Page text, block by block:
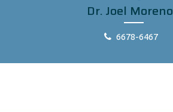
Dr. Joel Moreno
6678-6467